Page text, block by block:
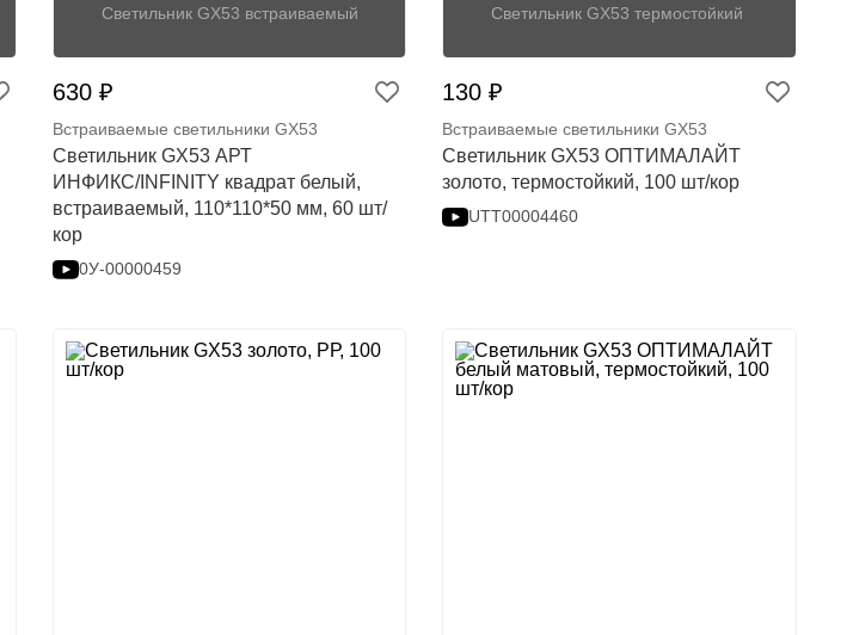
Светильник GX53 встраиваемый
630 ₽
Встраиваемые светильники GX53
Светильник GX53 АРТ
ИНФИКС/INFINITY квадрат белый,
встраиваемый, 110*110*50 мм, 60 шт/
кор
0У-00000459
Светильник GX53 термостойкий
130 ₽
Встраиваемые светильники GX53
Светильник GX53 ОПТИМАЛАЙТ
золото, термостойкий, 100 шт/кор
UTT00004460